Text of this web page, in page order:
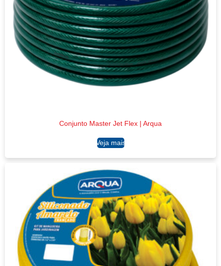
Conjunto Master Jet Flex | Arqua
Ler mais